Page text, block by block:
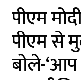
पीएम
पीएम से
बोले-‘आप